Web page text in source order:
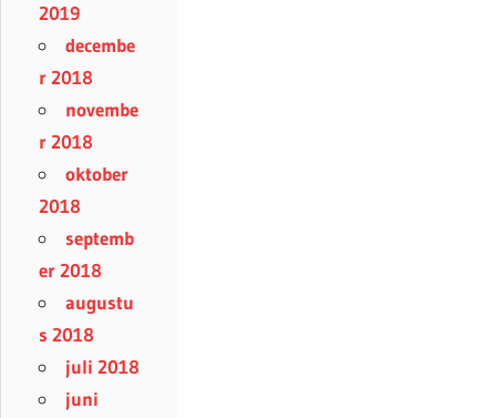
2019
decembe
r 2018
novembe
r 2018
oktober
2018
septemb
er 2018
augustu
s 2018
juli 2018
juni